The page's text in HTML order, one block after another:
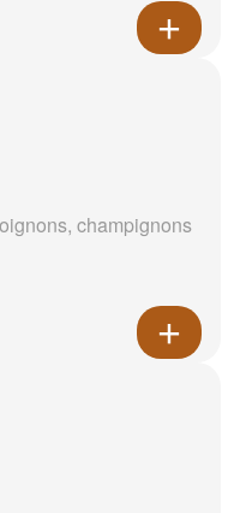
champignons